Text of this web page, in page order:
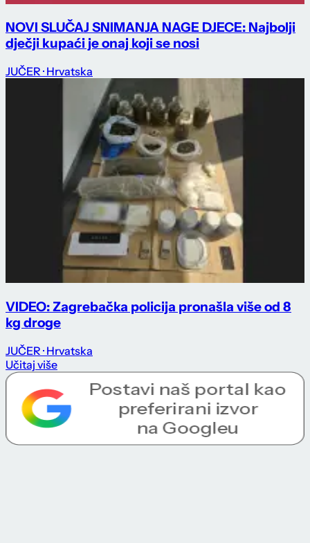
NOVI SLUČAJ SNIMANJA NAGE DJECE: Najbolji
dječji kupaći je onaj koji se nosi
JUČER · Hrvatska
VIDEO: Zagrebačka policija pronašla više od 8
kg droge
JUČER · Hrvatska
Učitaj više